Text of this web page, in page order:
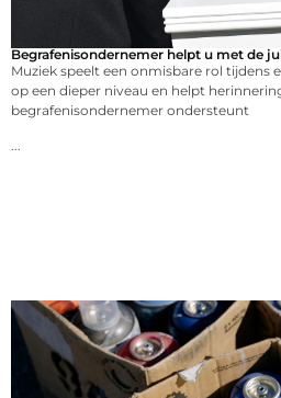
Begrafenisondernemer helpt u met de
Muziek speelt een onmisbare rol tijdens
op een dieper niveau en helpt
begrafenisondernemer ondersteunt
...